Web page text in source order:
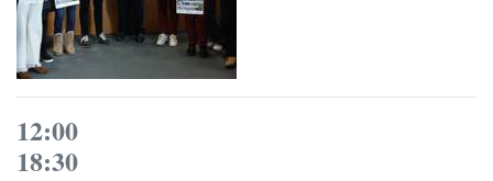
12:00
18:30